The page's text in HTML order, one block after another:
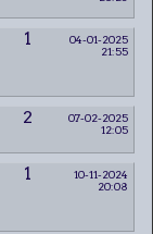
1
04-01-2025
21:55
2
07-02-2025
12:05
1
10-11-2024
20:08